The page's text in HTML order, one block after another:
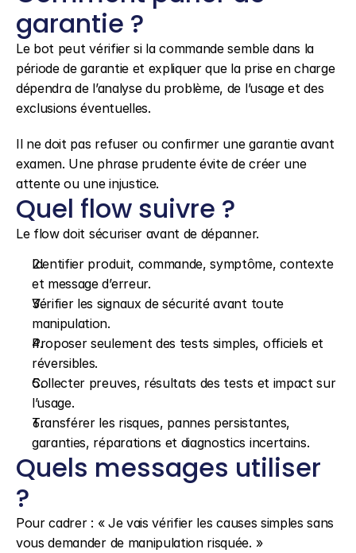
garantie ?
Le bot peut vérifier si la commande semble dans la
période de garantie et expliquer que la prise en charge
dépendra de l’analyse du problème, de l’usage et des
exclusions éventuelles.
Il ne doit pas refuser ou confirmer une garantie avant
examen. Une phrase prudente évite de créer une
attente ou une injustice.
Quel flow suivre ?
Le flow doit sécuriser avant de dépanner.
Identifier produit, commande, symptôme, contexte
et message d’erreur.
Vérifier les signaux de sécurité avant toute
manipulation.
Proposer seulement des tests simples, officiels et
réversibles.
Collecter preuves, résultats des tests et impact sur
l’usage.
Transférer les risques, pannes persistantes,
garanties, réparations et diagnostics incertains.
Quels messages utiliser
?
Pour cadrer : « Je vais vérifier les causes simples sans
vous demander de manipulation risquée. »